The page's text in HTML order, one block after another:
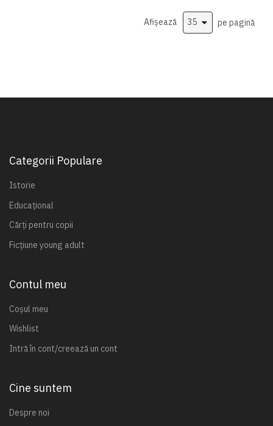
Afișează pe pagină
Categorii Populare
Istorie
Educațional
Cărți pentru copii
Ficțiune young adult
Contul meu
Coșul meu
Wishlist
Intră în cont/creează un cont
Cine suntem
Despre noi